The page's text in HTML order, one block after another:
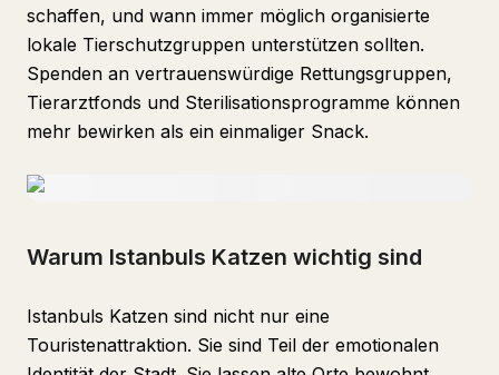
schaffen, und wann immer möglich organisierte
lokale Tierschutzgruppen unterstützen sollten.
Spenden an vertrauenswürdige Rettungsgruppen,
Tierarztfonds und Sterilisationsprogramme können
mehr bewirken als ein einmaliger Snack.
Warum Istanbuls Katzen wichtig sind
Istanbuls Katzen sind nicht nur eine
Touristenattraktion. Sie sind Teil der emotionalen